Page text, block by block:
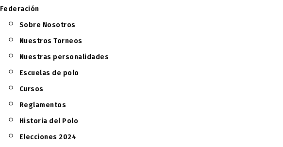
Federación
Sobre Nosotros
Nuestros Torneos
Nuestras personalidades
Escuelas de polo
Cursos
Reglamentos
Historia del Polo
Elecciones 2024